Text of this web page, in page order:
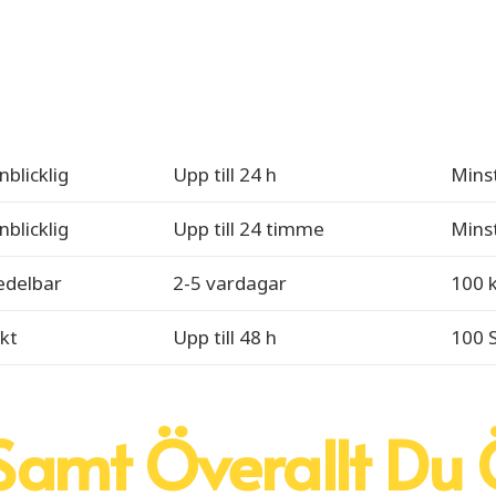
Upp till 24 h
Upp till 24 timme
2-5 vardagar 100
Upp till 48 h 100
Överallt Du